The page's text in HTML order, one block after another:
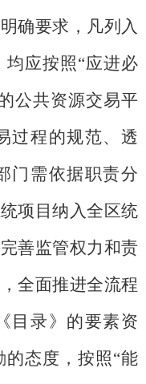
确要求，凡列入
均应按照“应进必
公共资源交易平
过程的规范、透
门需依据职责分
项目纳入全区统
善监管权力和责
全面推进全流程
目录》的要素资
态度，按照“能